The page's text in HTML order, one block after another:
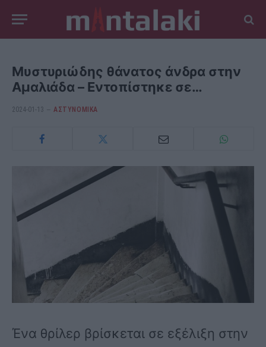
Μυστυριώδης θάνατος άνδρα στην
Αμαλιάδα – Εντοπίστηκε σε…
2024-01-13 ΑΣΤΥΝΟΜΙΚΑ
Ένα θρίλερ βρίσκεται σε εξέλιξη στην